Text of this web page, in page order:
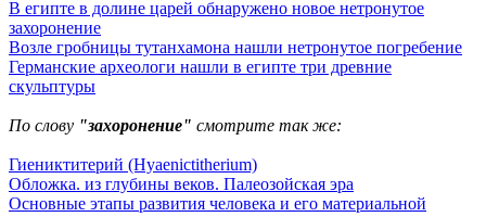
В египте в долине царей обнаружено новое нетронутое
захоронение
Возле гробницы тутанхамона нашли нетронутое погребение
Германские археологи нашли в египте три древние
скульптуры
По слову "захоронение" смотрите так же:
Гиениктитерий (Hyaenictitherium)
Обложка. из глубины веков. Палеозойская эра
Основные этапы развития человека и его материальной